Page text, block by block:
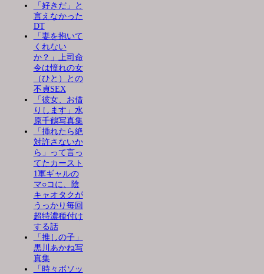
「好きだ」と
言えなかった
DT
「妻を抱いて
くれない
か？」上司命
令は憧れの女
（ひと）との
不貞SEX
「彼女、お借
りします」水
原千鶴写真集
「挿れたら絶
対許さないか
ら」って言っ
てたカースト
1軍ギャルの
マ○コに、陰
キャオタクが
うっかり毎回
超特濃種付け
する話
「推しの子」
黒川あかね写
真集
「時々ボソッ